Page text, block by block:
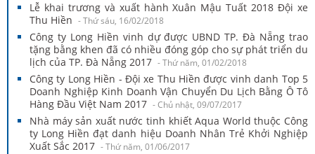
Lễ khai trương và xuất hành Xuân Mậu Tuất 2018 Đội xe
Thu Hiền - Thứ sáu, 16/02/2018
Công ty Long Hiền vinh dự được UBND TP. Đà Nẵng trao
tặng bằng khen đã có nhiều đóng góp cho sự phát triển du
lịch của TP. Đà Nẵng 2017 - Thứ năm, 01/02/2018
Công ty Long Hiền - Đội xe Thu Hiền được vinh danh Top 5
Doanh Nghiệp Kinh Doanh Vận Chuyển Du Lịch Bằng Ô Tô
Hàng Đầu Việt Nam 2017 - Chủ nhật, 09/07/2017
Nhà máy sản xuất nước tinh khiết Aqua World thuộc Công
ty Long Hiền đạt danh hiệu Doanh Nhân Trẻ Khởi Nghiệp
Xuất Sắc 2017 - Thứ năm, 01/06/2017